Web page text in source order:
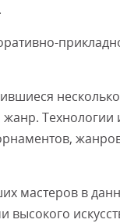
Технологии
мастеров в